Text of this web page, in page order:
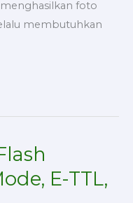
foto
membutuhkan
E-TTL,